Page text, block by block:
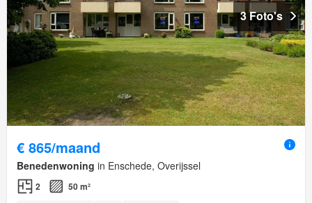
3 Foto's
€ 865/maand
Benedenwoning in Enschede, Overijssel
2 50 m²